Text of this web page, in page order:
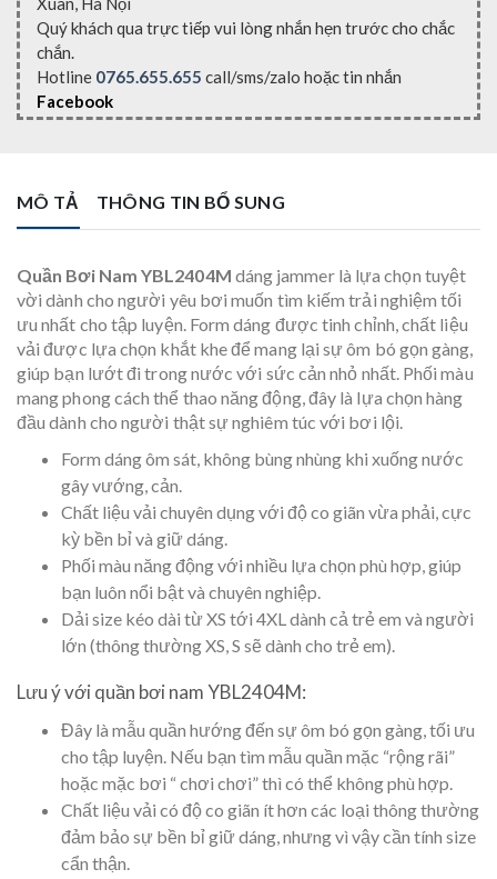
Quý khách qua trực tiếp vui lòng nhắn hẹn trước cho chắc
chắn.
Hotline 0765.655.655 call/sms/zalo hoặc tin nhắn
Facebook
MÔ TẢ THÔNG TIN BỔ SUNG
Quần Bơi Nam YBL2404M dáng jammer là lựa chọn tuyệt
vời dành cho người yêu bơi muốn tìm kiếm trải nghiệm tối
ưu nhất cho tập luyện. Form dáng được tinh chỉnh, chất liệu
vải được lựa chọn khắt khe để mang lại sự ôm bó gọn gàng,
giúp bạn lướt đi trong nước với sức cản nhỏ nhất. Phối màu
mang phong cách thể thao năng động, đây là lựa chọn hàng
đầu dành cho người thật sự nghiêm túc với bơi lội.
Form dáng ôm sát, không bùng nhùng khi xuống nước
gây vướng, cản.
Chất liệu vải chuyên dụng với độ co giãn vừa phải, cực
kỳ bền bỉ và giữ dáng.
Phối màu năng động với nhiều lựa chọn phù hợp, giúp
bạn luôn nổi bật và chuyên nghiệp.
Dải size kéo dài từ XS tới 4XL dành cả trẻ em và người
lớn (thông thường XS, S sẽ dành cho trẻ em).
Lưu ý với quần bơi nam YBL2404M:
Đây là mẫu quần hướng đến sự ôm bó gọn gàng, tối ưu
cho tập luyện. Nếu bạn tìm mẫu quần mặc “rộng rãi”
hoặc mặc bơi “ chơi chơi” thì có thể không phù hợp.
Chất liệu vải có độ co giãn ít hơn các loại thông thường
đảm bảo sự bền bỉ giữ dáng, nhưng vì vậy cần tính size
cẩn thận.